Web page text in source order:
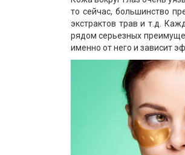
то сейчас, большинство
экстрактов трав и т.д.
рядом серьезных
именно от него и зависит